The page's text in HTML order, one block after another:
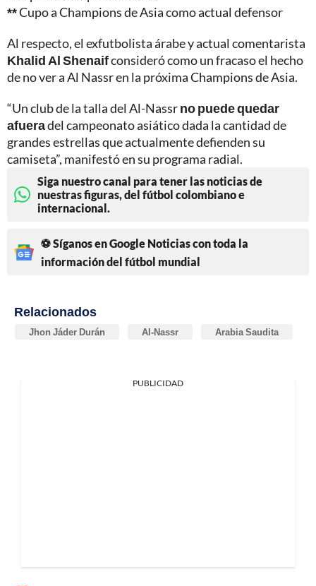
**Cupo a Champions de Asia como actual defensor
Al respecto, el exfutbolista árabe y actual comentarista
Khalid Al Shenaifconsideró como un fracaso el hecho
de no ver a Al Nassr en la próxima Champions de Asia.
“Un club de la talla del Al-Nassrno puede quedar
afueradel campeonato asiático dada la cantidad de
grandes estrellas que actualmente defienden su
camiseta”, manifestó en su programa radial.
Siga nuestro canal para tener las noticias de
nuestras figuras, del fútbol colombiano e
internacional.
⚽ Síganos en Google Noticias con toda la
información del fútbol mundial
Relacionados
Jhon Jáder Durán Al-Nassr Arabia Saudita
PUBLICIDAD